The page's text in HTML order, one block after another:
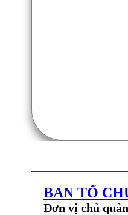
BAN TỔ
Đơn vị chủ